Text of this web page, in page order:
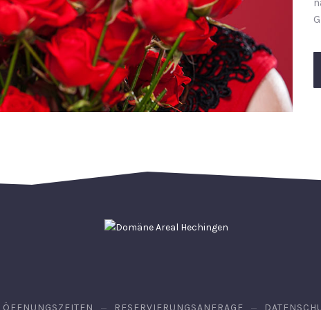
ÖFFNUNGSZEITEN RESERVIERUNGSANFRAGE